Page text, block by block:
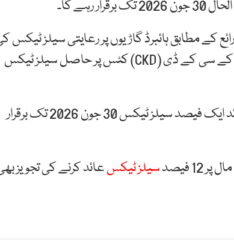
گا۔
کے مطابق ہائبرڈ گاڑیوں پر رعایتی سیلز ٹیکس
مدت 30 جون 2026 کو ختم ہو رہی ہے جبکہ الیکٹرک گاڑیوں کے سی کے ڈی (CKD) کٹس پر حاصل سیلز ٹیکس
پر عائد ایک فیصد سیلز ٹیکس 30 جون 2026 تک برقرار
فیصد
سیلز ٹیکسعائد کرنے کی تجویز